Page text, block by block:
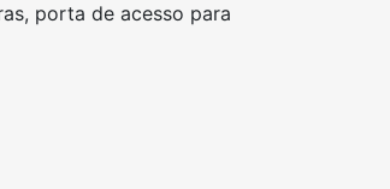
porta de acesso para